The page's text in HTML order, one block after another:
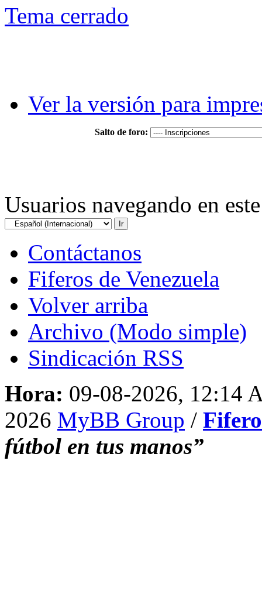
Tema cerrado
Ver la versión para
Salto de foro:
Usuarios navegando en
Contáctanos
Fiferos de Venezuela
Volver arriba
Archivo (Modo simple)
Sindicación RSS
Hora: 09-08-2026, 12:14
2026 MyBB Group /
fútbol en tus manos”